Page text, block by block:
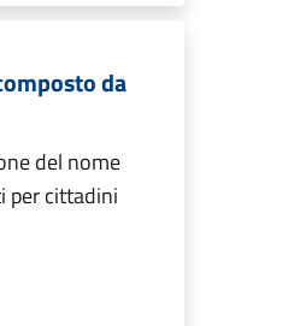
da
del nome
per cittadini